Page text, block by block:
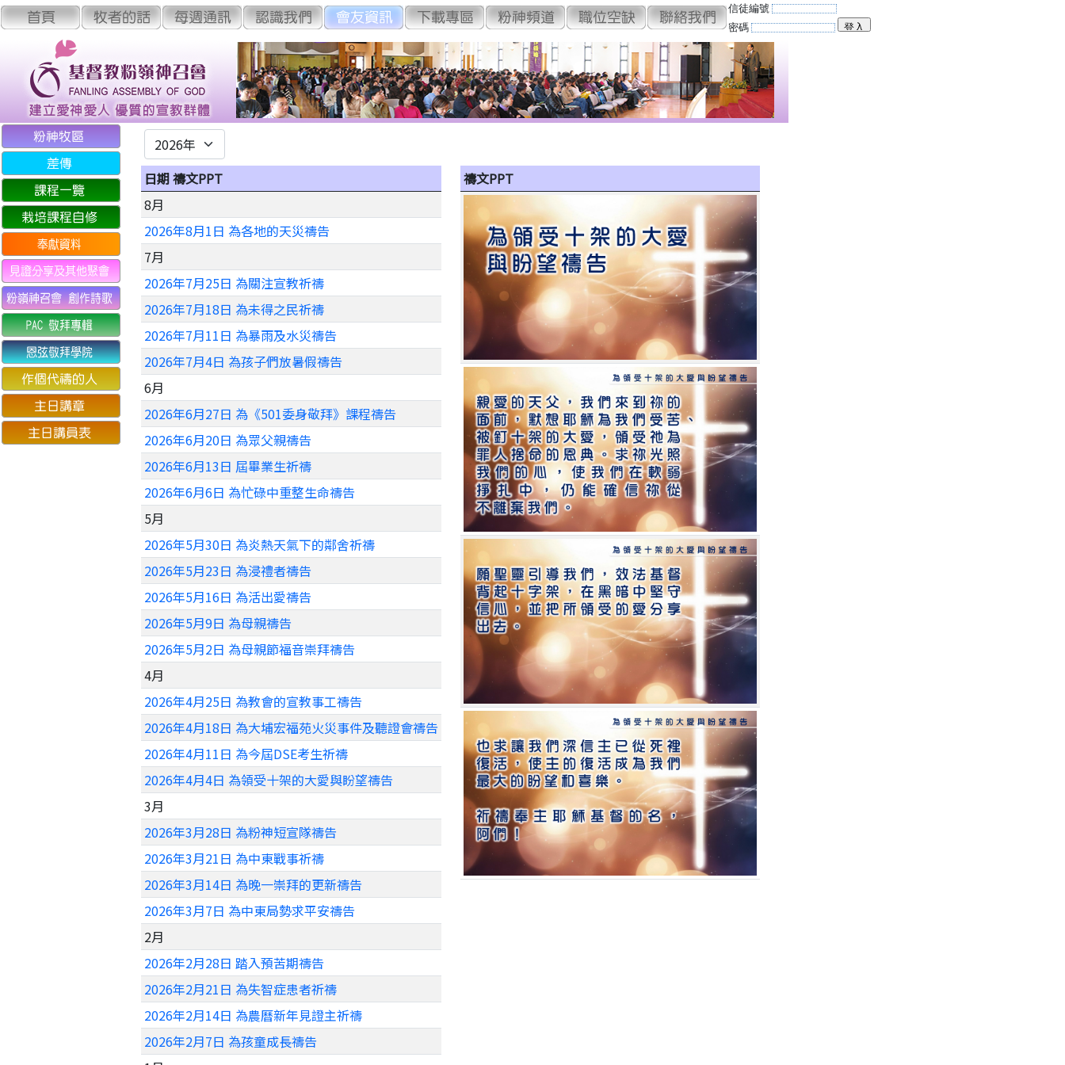
信徒編號
密碼
日期 禱文PPT
8月
2026年8月1日 為各地的天災禱告
7月
2026年7月25日 為關注宣教祈禱
2026年7月18日 為未得之民祈禱
2026年7月11日 為暴雨及水災禱告
2026年7月4日 為孩子們放暑假禱告
6月
2026年6月27日 為《501委身敬拜》課程禱告
2026年6月20日 為眾父親禱告
2026年6月13日 屆畢業生祈禱
2026年6月6日 為忙碌中重整生命禱告
5月
2026年5月30日 為炎熱天氣下的鄰舍祈禱
2026年5月23日 為浸禮者禱告
2026年5月16日 為活出愛禱告
2026年5月9日 為母親禱告
2026年5月2日 為母親節福音崇拜禱告
4月
2026年4月25日 為教會的宣教事工禱告
2026年4月18日 為大埔宏福苑火災事件及聽證會禱告
2026年4月11日 為今屆DSE考生祈禱
2026年4月4日 為領受十架的大愛與盼望禱告
3月
2026年3月28日 為粉神短宣隊禱告
2026年3月21日 為中東戰事祈禱
2026年3月14日 為晚一崇拜的更新禱告
2026年3月7日 為中東局勢求平安禱告
2月
2026年2月28日 踏入預苦期禱告
2026年2月21日 為失智症患者祈禱
2026年2月14日 為農曆新年見證主祈禱
2026年2月7日 為孩童成長禱告
禱文PPT